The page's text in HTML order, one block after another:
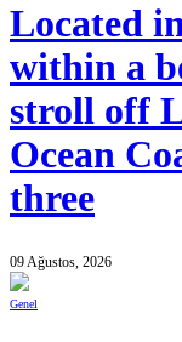
Located
within a
stroll off
Ocean
three
09 Ağustos, 2026
Genel